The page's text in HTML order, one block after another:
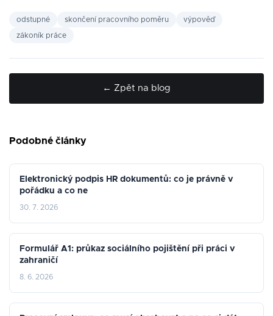
odstupné skončení pracovního poměru výpověď
zákoník práce
← Zpět na blog
Podobné články
Elektronický podpis HR dokumentů: co je právně v
pořádku a co ne
30. 7. 2026
Formulář A1: průkaz sociálního pojištění při práci v
zahraničí
8. 6. 2026